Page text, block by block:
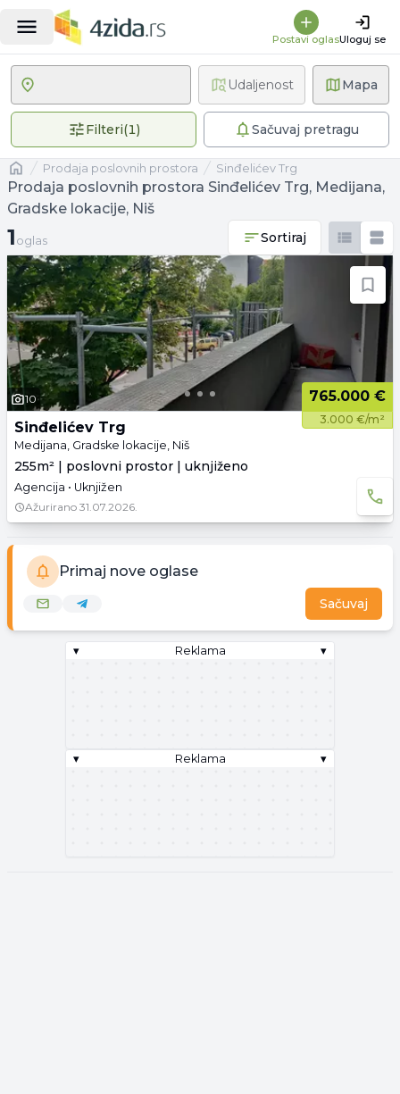
Postavi oglasUloguj se
Mapa
Filteri(1)1 primenjen filterSačuvaj pretragu
Udaljenost
Naslovnaprodaja poslovnih prostora Sinđelićev Trg
Prodaja poslovnih prostora Sinđelićev Trg, Medijana,
Gradske lokacije, Niš
1 oglas
1 oglas Sortiraj
10 765.000 €
3.000 €/m²
Sinđelićev Trg
Medijana, Gradske lokacije, Niš
255m² | poslovni prostor | uknjiženo
Agencija • Uknjižen
Ažurirano 31.07.2026.
Primaj nove oglase
Sačuvaj
▾ Reklama ▾
▾ Reklama ▾